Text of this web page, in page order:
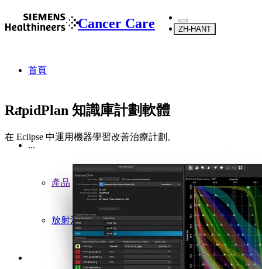
Cancer Care ZH-HANT
首頁
...
產品
放射治療
RapidPlan 知識庫計劃軟體
在 Eclipse 中運用機器學習改善治療計劃。